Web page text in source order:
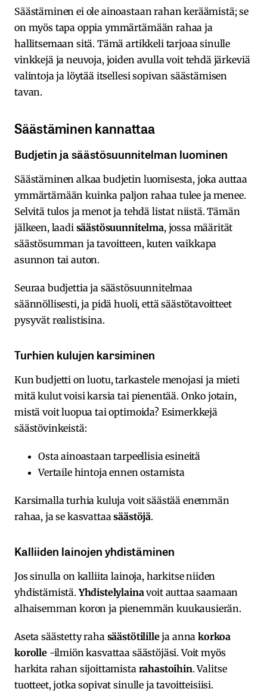
Säästäminen ei ole ainoastaan rahan keräämistä; se
on myös tapa oppia ymmärtämään rahaa ja
hallitsemaan sitä. Tämä artikkeli tarjoaa sinulle
vinkkejä ja neuvoja, joiden avulla voit tehdä järkeviä
valintoja ja löytää itsellesi sopivan säästämisen
tavan.
Säästäminen kannattaa
Budjetin ja säästösuunnitelman luominen
Säästäminen alkaa budjetin luomisesta, joka auttaa
ymmärtämään kuinka paljon rahaa tulee ja menee.
Selvitä tulos ja menot ja tehdä listat niistä. Tämän
jälkeen, laadi säästösuunnitelma, jossa määrität
säästösumman ja tavoitteen, kuten vaikkapa
asunnon tai auton.
Seuraa budjettia ja säästösuunnitelmaa
säännöllisesti, ja pidä huoli, että säästötavoitteet
pysyvät realistisina.
Turhien kulujen karsiminen
Kun budjetti on luotu, tarkastele menojasi ja mieti
mitä kulut voisi karsia tai pienentää. Onko jotain,
mistä voit luopua tai optimoida? Esimerkkejä
säästövinkeistä:
Osta ainoastaan tarpeellisia esineitä
Vertaile hintoja ennen ostamista
Karsimalla turhia kuluja voit säästää enemmän
rahaa, ja se kasvattaasäästöjä.
Kalliiden lainojen yhdistäminen
Jos sinulla on kalliita lainoja, harkitse niiden
yhdistämistä.Yhdistelylainavoit auttaa saamaan
alhaisemman koron ja pienemmän kuukausierän.
Aseta säästetty raha säästötililleja annakorkoa
korolle-ilmiön kasvattaa säästöjäsi. Voit myös
harkita rahan sijoittamista rahastoihin. Valitse
tuotteet, jotka sopivat sinulle ja tavoitteisiisi.